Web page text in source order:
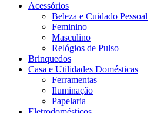
Acessórios
Beleza e Cuidado Pessoal
Feminino
Masculino
Relógios de Pulso
Brinquedos
Casa e Utilidades Domésticas
Ferramentas
Iluminação
Papelaria